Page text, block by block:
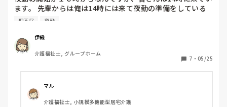
ます。 先輩からは俺は14時には来て夜勤の準備をしている
と言われました。
それって無給なんけど、従うべきだと思います？
理不尽 夜勤
伊織
介護福祉士, グループホーム
7 ・ 05/25
マル
介護福祉士, 小規模多機能型居宅介護